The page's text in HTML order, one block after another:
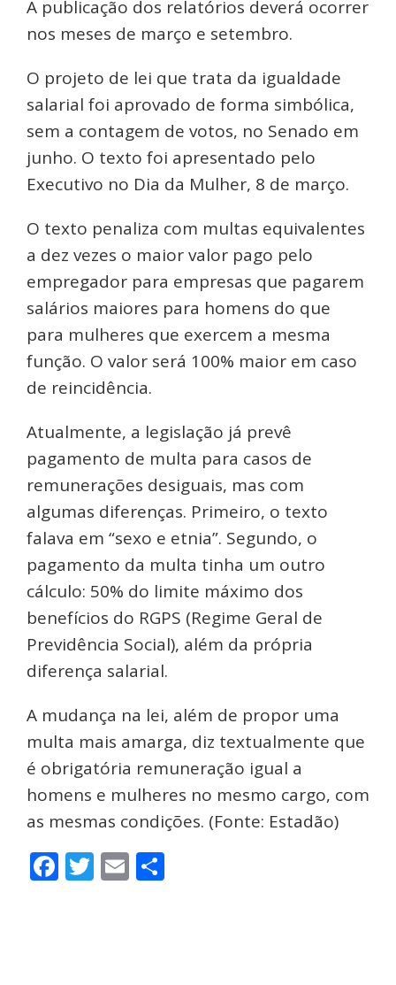
A publicação dos relatórios deverá ocorrer
nos meses de março e setembro.
O projeto de lei que trata da igualdade
salarial foi aprovado de forma simbólica,
sem a contagem de votos, no Senado em
junho. O texto foi apresentado pelo
Executivo no Dia da Mulher, 8 de março.
O texto penaliza com multas equivalentes
a dez vezes o maior valor pago pelo
empregador para empresas que pagarem
salários maiores para homens do que
para mulheres que exercem a mesma
função. O valor será 100% maior em caso
de reincidência.
Atualmente, a legislação já prevê
pagamento de multa para casos de
remunerações desiguais, mas com
algumas diferenças. Primeiro, o texto
falava em “sexo e etnia”. Segundo, o
pagamento da multa tinha um outro
cálculo: 50% do limite máximo dos
benefícios do RGPS (Regime Geral de
Previdência Social), além da própria
diferença salarial.
A mudança na lei, além de propor uma
multa mais amarga, diz textualmente que
é obrigatória remuneração igual a
homens e mulheres no mesmo cargo, com
as mesmas condições. (Fonte: Estadão)
Facebook
Twitter
Email